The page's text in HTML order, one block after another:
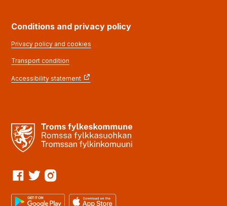
Conditions and privacy policy
Privacy policy and cookies
Transport condition
Accessibility statement
Facebook
TwitterInstagram